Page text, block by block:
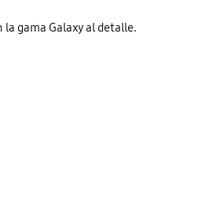
la gama Galaxy al detalle.